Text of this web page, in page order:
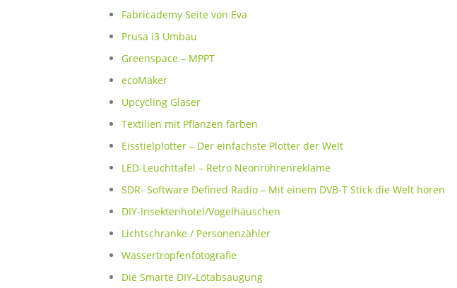
Fabricademy Seite von Eva
Prusa i3 Umbau
Greenspace – MPPT
ecoMaker
Upcycling Gläser
Textilien mit Pflanzen färben
Eisstielplotter – Der einfachste Plotter der Welt
LED-Leuchttafel – Retro Neonröhrenreklame
SDR- Software Defined Radio – Mit einem DVB-T Stick die Welt hören
DIY-Insektenhotel/Vogelhäuschen
Lichtschranke / Personenzähler
Wassertropfenfotografie
Die Smarte DIY-Lötabsaugung